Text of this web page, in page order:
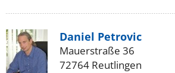
Daniel Petrovic
Mauerstraße 36
72764 Reutlingen